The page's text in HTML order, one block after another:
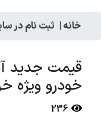
خانه | ثبت نام در
خودرو ویژه خرداد ماه
236